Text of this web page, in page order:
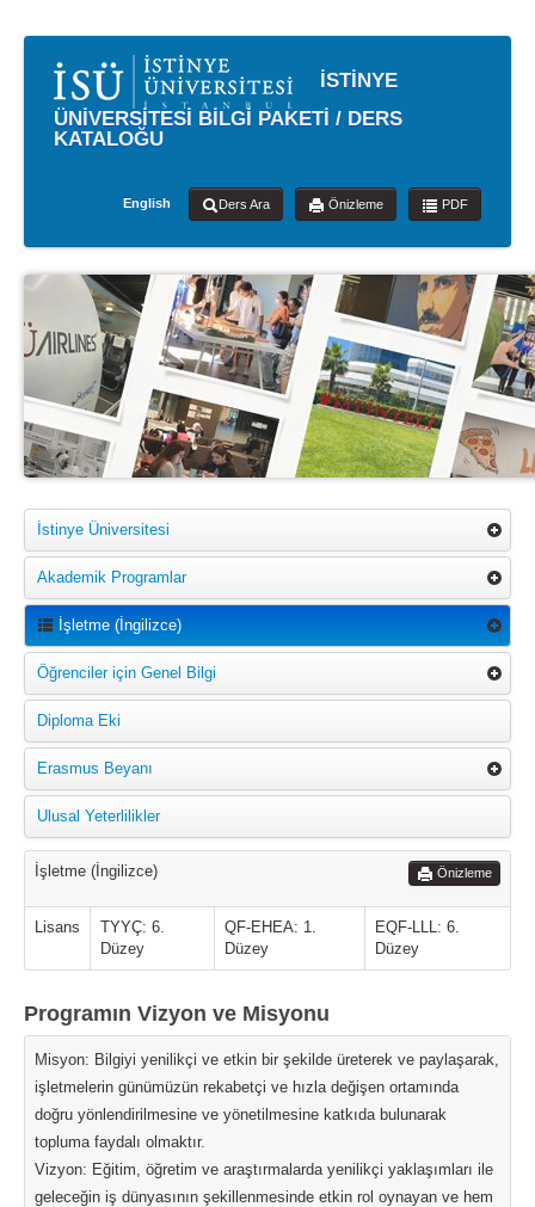
İSTİNYE
ÜNİVERSİTESİ BİLGİ PAKETİ / DERS
KATALOĞU
English Ders Ara Önizleme PDF
İstinye Üniversitesi
Akademik Programlar
İşletme (İngilizce)
Öğrenciler için Genel Bilgi
Diploma Eki
Erasmus Beyanı
Ulusal Yeterlilikler
İşletme (İngilizce) Önizleme
Lisans
TYYÇ: 6.
Düzey
QF-EHEA: 1.
Düzey
EQF-LLL: 6.
Düzey
Programın Vizyon ve Misyonu
Misyon: Bilgiyi yenilikçi ve etkin bir şekilde üreterek ve paylaşarak,
işletmelerin günümüzün rekabetçi ve hızla değişen ortamında
doğru yönlendirilmesine ve yönetilmesine katkıda bulunarak
topluma faydalı olmaktır.
Vizyon: Eğitim, öğretim ve araştırmalarda yenilikçi yaklaşımları ile
geleceğin iş dünyasının şekillenmesinde etkin rol oynayan ve hem